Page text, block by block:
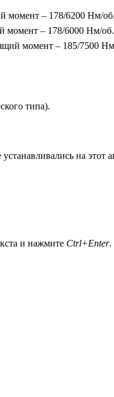
момент – 178/6200 Нм/
момент – 178/6000 Нм/
момент – 185/7500
типа).
на этот
и нажмите Ctrl+Enter.